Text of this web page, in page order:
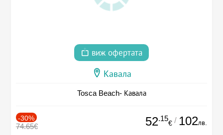
виж офертата
Кавала
Tosca Beach- Кавала
-30%
74.65€ 52.15
€ / 102лв.